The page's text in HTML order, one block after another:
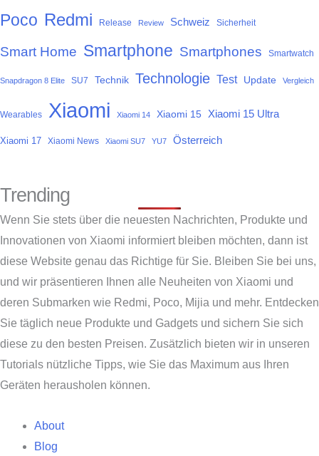
Poco Redmi Release Review Schweiz Sicherheit
Smart Home Smartphone Smartphones Smartwatch
Snapdragon 8 Elite SU7 Technik Technologie Test Update Vergleich
Wearables Xiaomi Xiaomi 14 Xiaomi 15 Xiaomi 15 Ultra
Xiaomi 17 Xiaomi News Xiaomi SU7 YU7 Österreich
Trending
Wenn Sie stets über die neuesten Nachrichten, Produkte und
Innovationen von Xiaomi informiert bleiben möchten, dann ist
diese Website genau das Richtige für Sie. Bleiben Sie bei uns,
und wir präsentieren Ihnen alle Neuheiten von Xiaomi und
deren Submarken wie Redmi, Poco, Mijia und mehr. Entdecken
Sie täglich neue Produkte und Gadgets und sichern Sie sich
diese zu den besten Preisen. Zusätzlich bieten wir in unseren
Tutorials nützliche Tipps, wie Sie das Maximum aus Ihren
Geräten herausholen können.
About
Blog